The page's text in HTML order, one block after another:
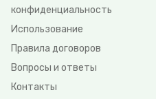
конфиденциальность
Использование
Правила договоров
Вопросы и ответы
Контакты